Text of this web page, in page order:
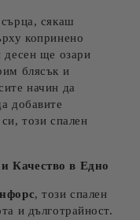
сякаш
копринено
десен ще озари
блясък и
начин да
добавите
този спален
Качество в Едно
, този спален
и дълготрайност.